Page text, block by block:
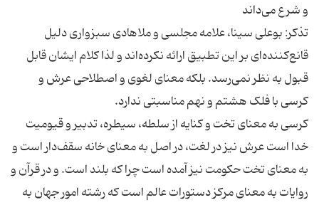
و شرع می‌داند
تذکر: بوعلی سینا، علامه مجلسی و ملاهادی سبزواری دلیل
قانع‌کننده‌ای بر این تطبیق ارائه نکرده‌اند و لذا کلام ایشان قابل
قبول به نظر نمی‌رسد. بلکه معنای لغوی و اصطلاحی عرش و
کرسی با فلک هشتم و نهم مناسبتی ندارد.
کرسی به معنای تخت و کنایه از سلطه، سیطره، تدبیر و قیومیت
خدا است عرش نیز در لغت، در اصل به معنای خانه سقف‌دار است و
به معنای تخت حکومت نیز آمده است چرا که بلند است. و در قرآن و
روایات به معنای مرکز دستورات عالم است که رشته امور جهان به